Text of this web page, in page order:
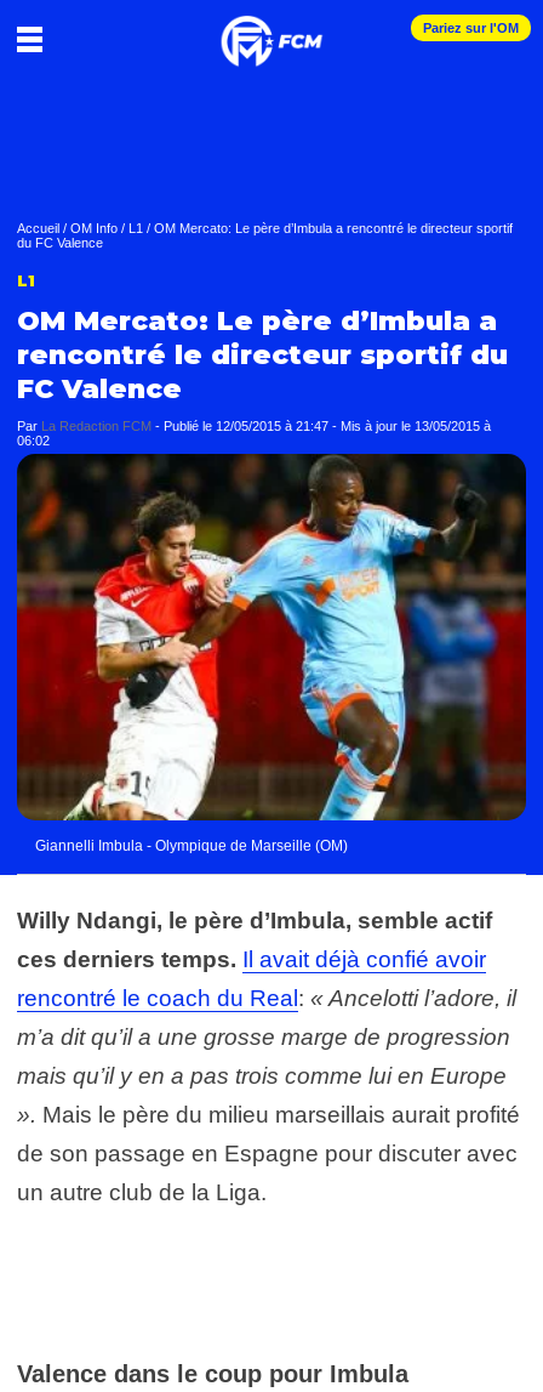
Pariez sur l'OM
Accueil / OM Info / L1 / OM Mercato: Le père d’Imbula a rencontré le directeur sportif
du FC Valence
L1
OM Mercato: Le père d’Imbula a
rencontré le directeur sportif du
FC Valence
Par La Redaction FCM - Publié le 12/05/2015 à 21:47 - Mis à jour le 13/05/2015 à
06:02
Giannelli Imbula - Olympique de Marseille (OM)
Willy Ndangi, le père d’Imbula, semble actif
ces derniers temps. Il avait déjà confié avoir
rencontré le coach du Real : « Ancelotti l’adore, il
m’a dit qu’il a une grosse marge de progression
mais qu’il y en a pas trois comme lui en Europe
». Mais le père du milieu marseillais aurait profité
de son passage en Espagne pour discuter avec
un autre club de la Liga.
Valence dans le coup pour Imbula